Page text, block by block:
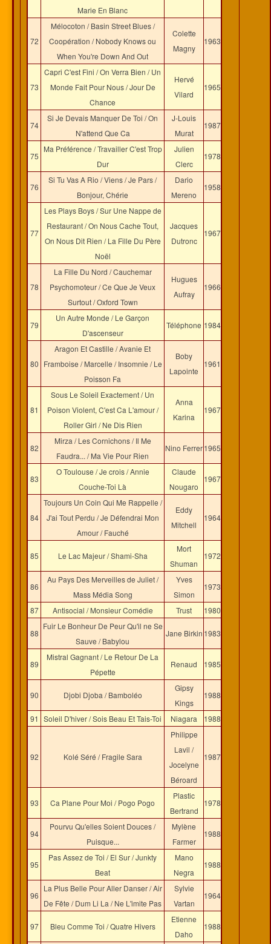
Marie En Blanc
72
Mélocoton / Basin Street Blues /
Coopération / Nobody Knows ou
When You're Down And Out
Colette
Magny
1963
73
Capri C'est Fini / On Verra Bien / Un
Monde Fait Pour Nous / Jour De
Chance
Hervé
Vilard
1965
74
Si Je Devais Manquer De Toi / On
N'attend Que Ca
J-Louis
Murat
1987
75
Ma Préférence / Travailler C'est Trop
Dur
Julien
Clerc
1978
76
Si Tu Vas A Rio / Viens / Je Pars /
Bonjour, Chérie
Dario
Mereno
1958
77
Les Plays Boys / Sur Une Nappe de
Restaurant / On Nous Cache Tout,
On Nous Dit Rien / La Fille Du Père
Noël
Jacques
Dutronc
1967
78
La Fille Du Nord / Cauchemar
Psychomoteur / Ce Que Je Veux
Surtout / Oxford Town
Hugues
Aufray
1966
79
Un Autre Monde / Le Garçon
D'ascenseur
Téléphone 1984
80
Aragon Et Castille / Avanie Et
Framboise / Marcelle / Insomnie / Le
Poisson Fa
Boby
Lapointe
1961
81
Sous Le Soleil Exactement / Un
Poison Violent, C'est Ca L'amour /
Roller Girl / Ne Dis Rien
Anna
Karina
1967
82
Mirza / Les Cornichons / Il Me
Faudra... / Ma Vie Pour Rien
Nino Ferrer1965
83
O Toulouse / Je crois / Annie
Couche-Toi Là
Claude
Nougaro
1967
84
Toujours Un Coin Qui Me Rappelle /
J'ai Tout Perdu / Je Défendrai Mon
Amour / Fauché
Eddy
Mitchell
1964
85 Le Lac Majeur / Shami-Sha
Mort
Shuman
1972
86
Au Pays Des Merveilles de Juliet /
Mass Média Song
Yves
Simon
1973
87 Antisocial / Monsieur Comédie Trust 1980
88
Fuir Le Bonheur De Peur Qu'il ne Se
Sauve / Babylou
Jane Birkin 1983
89
Mistral Gagnant / Le Retour De La
Pépette
Renaud 1985
90 Djobi Djoba / Bamboléo
Gipsy
Kings
1988
91 Soleil D'hiver / Sois Beau Et Tais-Toi Niagara 1988
92 Kolé Séré / Fragile Sara
Philippe
Lavil /
Jocelyne
Béroard
1987
93 Ca Plane Pour Moi / Pogo Pogo
Plastic
Bertrand
1978
94
Pourvu Qu'elles Soient Douces /
Puisque...
Mylène
Farmer
1988
95
Pas Assez de Toi / El Sur / Junkty
Beat
Mano
Negra
1988
96
La Plus Belle Pour Aller Danser / Air
De Fête / Dum Li La / Ne L'imite Pas
Sylvie
Vartan
1964
97 Bleu Comme Toi / Quatre Hivers
Etienne
Daho
1988